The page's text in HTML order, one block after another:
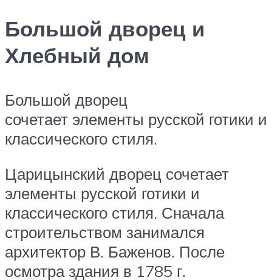
Большой дворец и
Хлебный дом
Большой дворец
сочетает элементы русской готики и
классического стиля.
Царицынский дворец сочетает
элементы русской готики и
классического стиля. Сначала
строительством занимался
архитектор В. Баженов. После
осмотра здания в 1785 г.